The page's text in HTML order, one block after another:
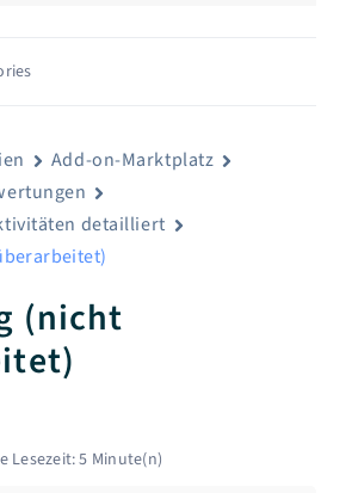
Add-on-Marktplatz
detailliert
(nicht
Lesezeit: 5 Minute(n)